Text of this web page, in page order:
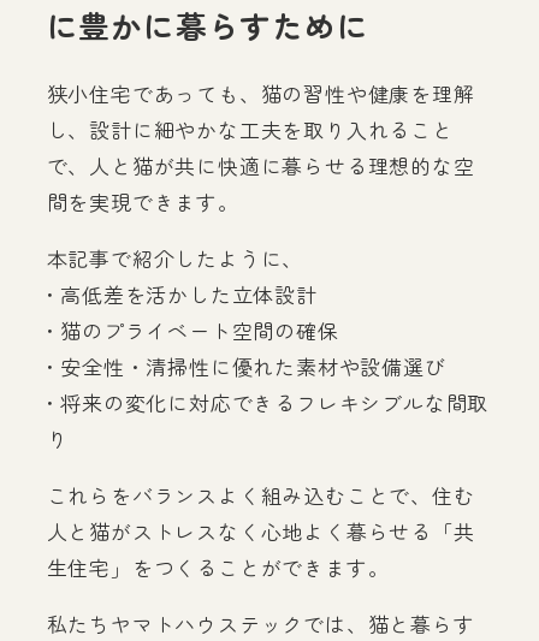
に豊かに暮らすために
狭小住宅であっても、猫の習性や健康を理解
し、設計に細やかな工夫を取り入れること
で、人と猫が共に快適に暮らせる理想的な空
間を実現できます。
本記事で紹介したように、
• 高低差を活かした立体設計
• 猫のプライベート空間の確保
• 安全性・清掃性に優れた素材や設備選び
• 将来の変化に対応できるフレキシブルな間取
り
これらをバランスよく組み込むことで、住む
人と猫がストレスなく心地よく暮らせる「共
生住宅」をつくることができます。
私たちヤマトハウステックでは、猫と暮らす